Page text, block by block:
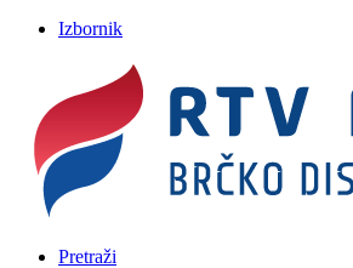
Izbornik
Pretraži